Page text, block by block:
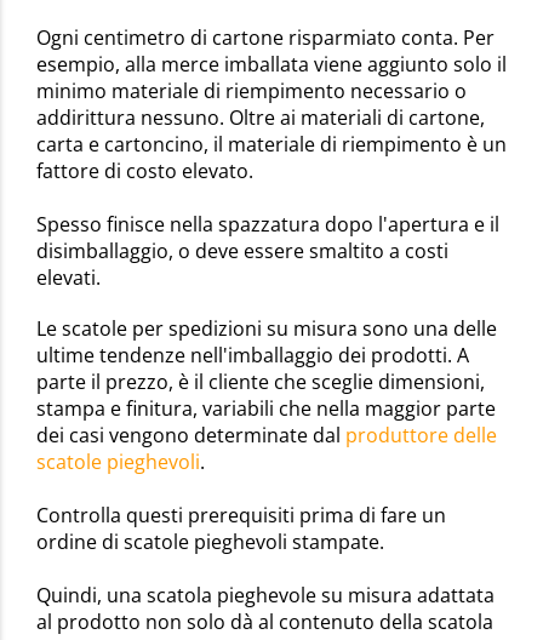
Ogni centimetro di cartone risparmiato conta. Per
esempio, alla merce imballata viene aggiunto solo il
minimo materiale di riempimento necessario o
addirittura nessuno. Oltre ai materiali di cartone,
carta e cartoncino, il materiale di riempimento è un
fattore di costo elevato.
Spesso finisce nella spazzatura dopo l'apertura e il
disimballaggio, o deve essere smaltito a costi
elevati.
Le scatole per spedizioni su misura sono una delle
ultime tendenze nell'imballaggio dei prodotti. A
parte il prezzo, è il cliente che sceglie dimensioni,
stampa e finitura, variabili che nella maggior parte
dei casi vengono determinate dal produttore delle
scatole pieghevoli.
Controlla questi prerequisiti prima di fare un
ordine di scatole pieghevoli stampate.
Quindi, una scatola pieghevole su misura adattata
al prodotto non solo dà al contenuto della scatola